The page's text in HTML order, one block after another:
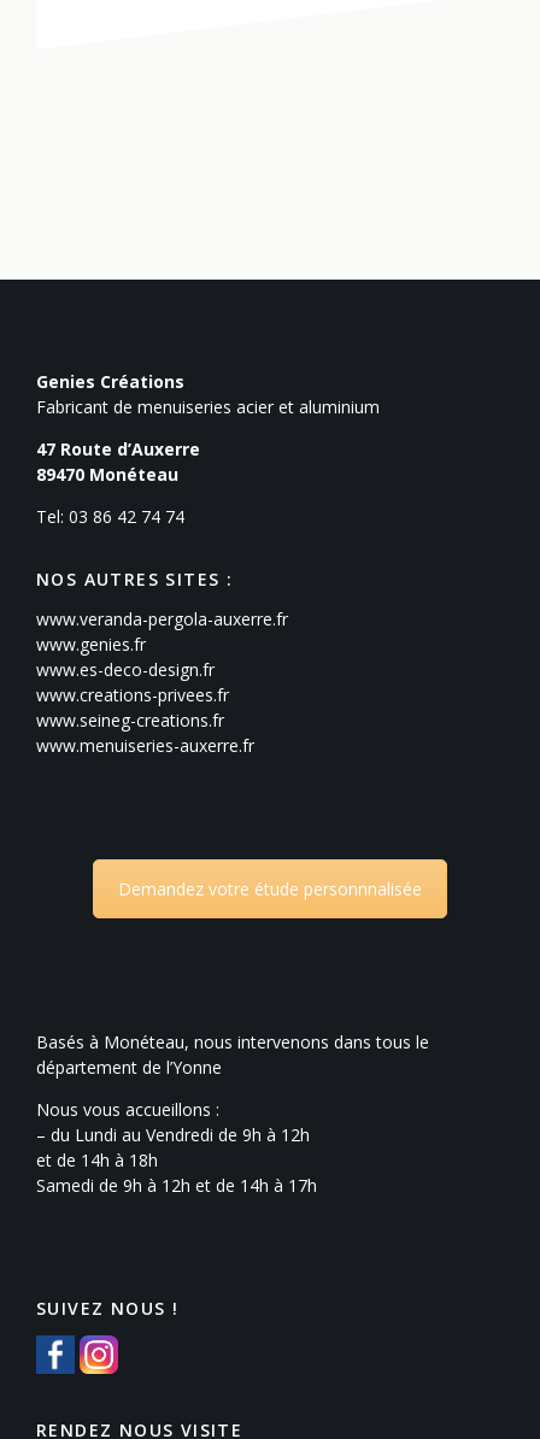
Genies Créations
Fabricant de menuiseries acier et aluminium
47 Route d’Auxerre
89470 Monéteau
Tel: 03 86 42 74 74
NOS AUTRES SITES :
www.veranda-pergola-auxerre.fr
www.genies.fr
www.es-deco-design.fr
www.creations-privees.fr
www.seineg-creations.fr
www.menuiseries-auxerre.fr
Demandez votre étude personnnalisée
Basés à Monéteau, nous intervenons dans tous le
département de l’Yonne
Nous vous accueillons :
– du Lundi au Vendredi de 9h à 12h
et de 14h à 18h
Samedi de 9h à 12h et de 14h à 17h
SUIVEZ NOUS !
RENDEZ NOUS VISITE